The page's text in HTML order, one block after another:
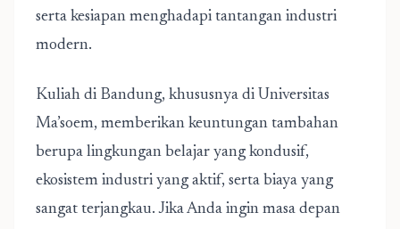
serta kesiapan menghadapi tantangan industri
modern.
Kuliah di Bandung, khususnya di Universitas
Ma’soem, memberikan keuntungan tambahan
berupa lingkungan belajar yang kondusif,
ekosistem industri yang aktif, serta biaya yang
sangat terjangkau. Jika Anda ingin masa depan